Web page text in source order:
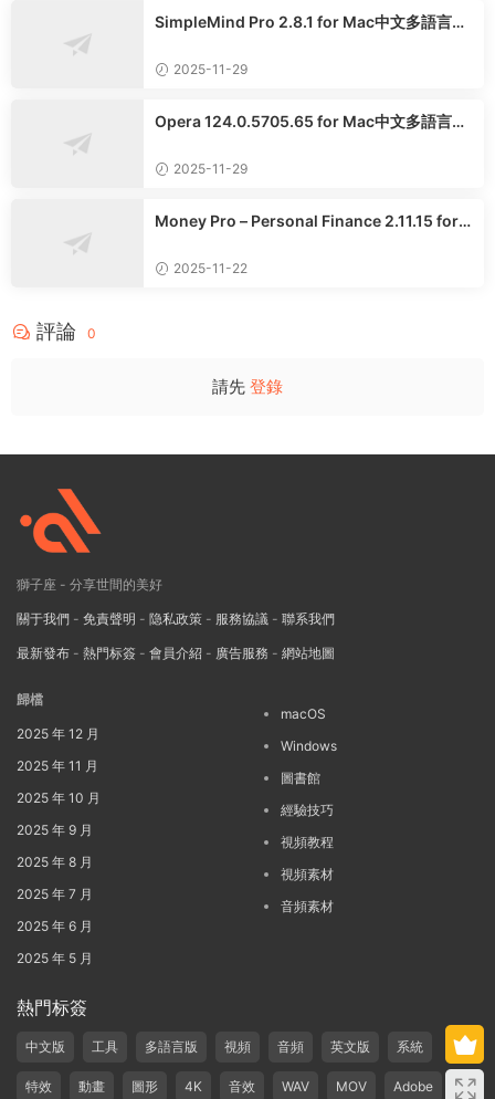
SimpleMind Pro 2.8.1 for Mac中文多語言專
2025-11-29
Opera 124.0.5705.65 for Mac中文多語言正
2025-11-29
Money Pro – Personal Finance 2.11.15 for
2025-11-22
評論 0
請先 登錄
獅子座 - 分享世間的美好
關于我們 - 免責聲明 - 隐私政策 - 服務協議 - 聯系我們
最新發布 - 熱門标簽 - 會員介紹 - 廣告服務 - 網站地圖
歸檔
2025 年 12 月
2025 年 11 月
2025 年 10 月
2025 年 9 月
2025 年 8 月
2025 年 7 月
2025 年 6 月
2025 年 5 月
macOS
Windows
圖書館
經驗技巧
視頻教程
視頻素材
音頻素材
熱門标簽
中文版 工具 多語言版 視頻 音頻 英文版 系統
特效 動畫 圖形 4K 音效 WAV MOV Adobe